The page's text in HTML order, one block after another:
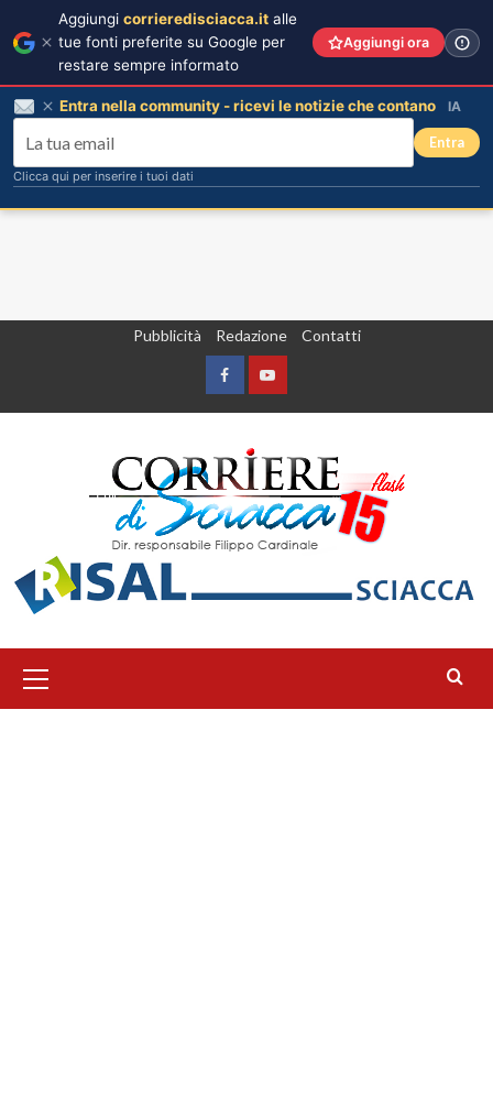
Pubblicità Redazione Contatti
FacebookYountube
principale
Aggiungi corrieredisciacca.it alle
tue fonti preferite su Google per
restare sempre informato
Aggiungi ora
Entra nella community - ricevi le notizie che contano IA
Entra
Clicca qui per inserire i tuoi dati